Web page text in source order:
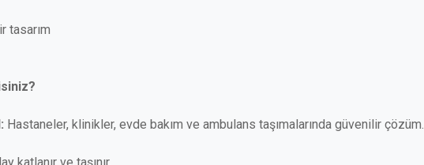
tasarım
Hastaneler, klinikler, evde bakım ve ambulans taşımalarında güvenilir çözüm.